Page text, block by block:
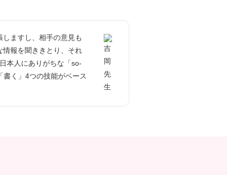
ますし、相手の意見も
報を聞ききとり、それ
本人にありがちな「so-
く」4つの技能がベース